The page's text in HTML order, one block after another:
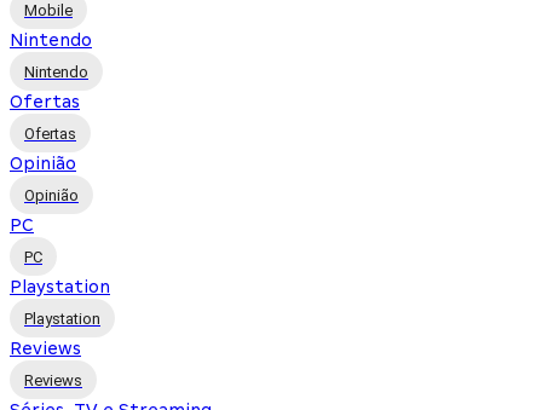
Mobile
Nintendo
Nintendo
Ofertas
Ofertas
Opinião
Opinião
PC
PC
Playstation
Playstation
Reviews
Reviews